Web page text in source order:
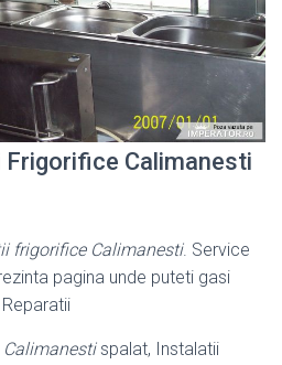
Calimanesti
frigorifice Calimanesti. Service
pagina unde puteti gasi
Calimanestispalat, Instalatii